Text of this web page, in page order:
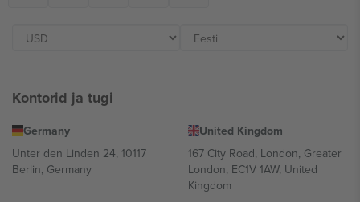
Kontorid ja tugi
Germany
Unter den Linden 24, 10117
Berlin, Germany
United Kingdom
167 City Road, London, Greater
London, EC1V 1AW, United
Kingdom